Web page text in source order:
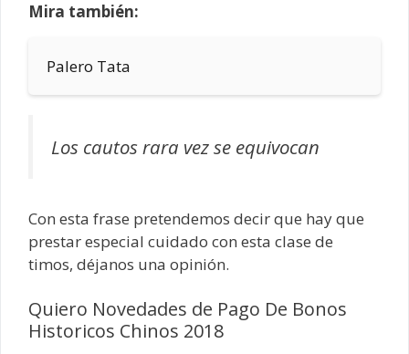
Mira también:
Palero Tata
Los cautos rara vez se equivocan
Con esta frase pretendemos decir que hay que
prestar especial cuidado con esta clase de
timos, déjanos una opinión.
Quiero Novedades de Pago De Bonos
Historicos Chinos 2018